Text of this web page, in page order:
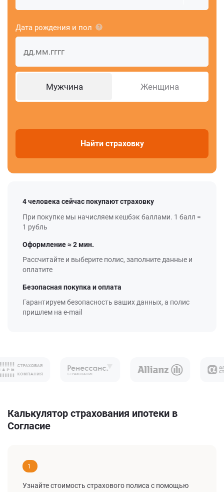
Дата рождения и пол
Мужчина Женщина
Найти страховку
4 человека сейчас покупают страховку
При покупке мы начисляем кешбэк баллами. 1 балл =
1 рубль
Оформление ≈ 2 мин.
Рассчитайте и выберите полис, заполните данные и
оплатите
Безопасная покупка и оплата
Гарантируем безопасность ваших данных, а полис
пришлем на e-mail
Калькулятор страхования ипотеки в
Согласие
1
Узнайте стоимость страхового полиса с помощью